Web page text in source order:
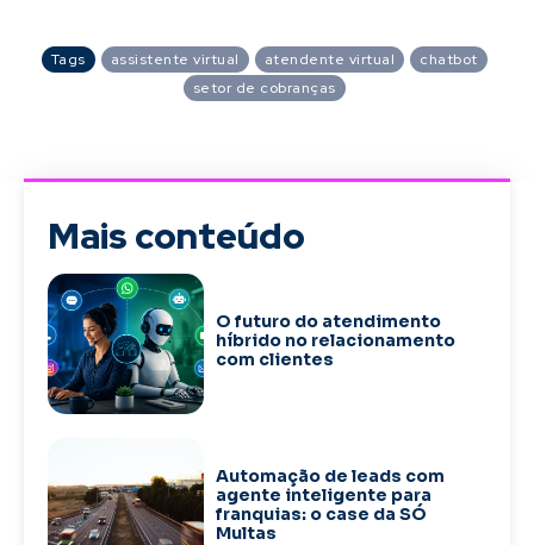
Tags assistente virtual atendente virtual
chatbot
setor de cobranças
Mais conteúdo
O futuro do atendimento
híbrido no relacionamento
com clientes
Automação de leads com
agente inteligente para
franquias: o case da SÓ
Multas